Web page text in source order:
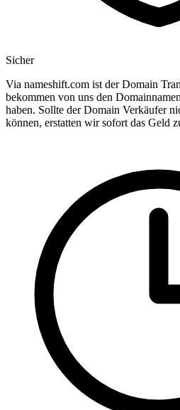
Sicher
Via nameshift.com ist der Domain
bekommen von uns den
haben. Sollte der Domain Verkäufer
können, erstatten wir sofort das Geld